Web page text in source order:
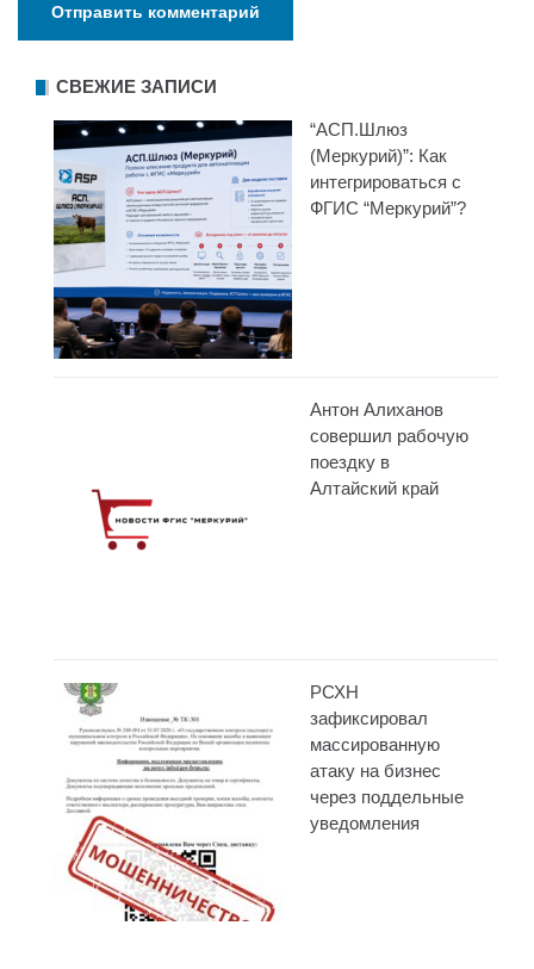
СВЕЖИЕ ЗАПИСИ
“АСП.Шлюз
(Меркурий)”: Как
интегрироваться с
ФГИС “Меркурий”?
Антон Алиханов
совершил рабочую
поездку в
Алтайский край
РСХН
зафиксировал
массированную
атаку на бизнес
через поддельные
уведомления